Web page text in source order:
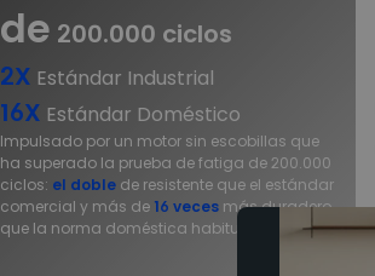
de 200.000 ciclos
2X Estándar Industrial
16X Estándar Doméstico
Impulsado por un motor sin escobillas que
ha superado la prueba de fatiga de 200.000
ciclos: el doble de resistente que el estándar
comercial y más de 16 veces más duradero
que la norma doméstica habitual.